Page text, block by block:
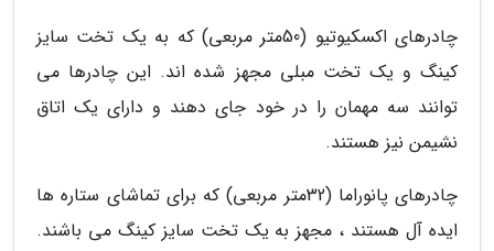
چادرهای اکسکیوتیو (50متر مربعی) که به یک تخت سایز
کینگ و یک تخت مبلی مجهز شده اند. این چادرها می
توانند سه مهمان را در خود جای دهند و دارای یک اتاق
نشیمن نیز هستند.
چادرهای پانوراما (32متر مربعی) که برای تماشای ستاره ها
ایده آل هستند ، مجهز به یک تخت سایز کینگ می باشند.